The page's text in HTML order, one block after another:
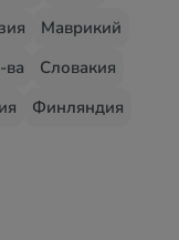
Маврикий
ва
Словакия
Финляндия